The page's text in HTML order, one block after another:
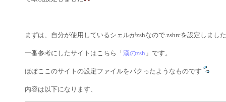
まずは、自分が使用しているシェルがzshなので.zshrcを設定しまし
一番参考にしたサイトはこちら「漢のzsh 」です。
ほぼここのサイトの設定ファイルをパクったようなものです
内容は以下になります、